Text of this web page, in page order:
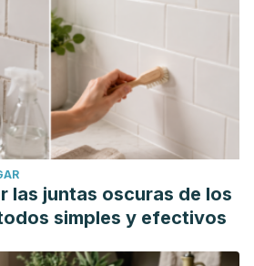
las juntas oscuras de los
simples y efectivos